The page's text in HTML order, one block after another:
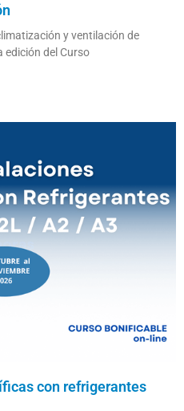
y ventilación de
edición del Curso
con refrigerantes